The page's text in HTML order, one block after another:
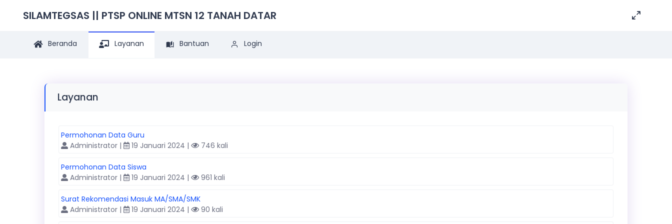
SILAMTEGSAS || PTSP ONLINE MTSN 12 TANAH DATAR
Beranda Layanan Bantuan Login
Layanan
Permohonan Data Guru
Administrator |
19 Januari 2024 | 746 kali
Permohonan Data Siswa
Administrator |
19 Januari 2024 | 961 kali
Surat Rekomendasi Masuk MA/SMA/SMK
Administrator |
19 Januari 2024 | 90 kali